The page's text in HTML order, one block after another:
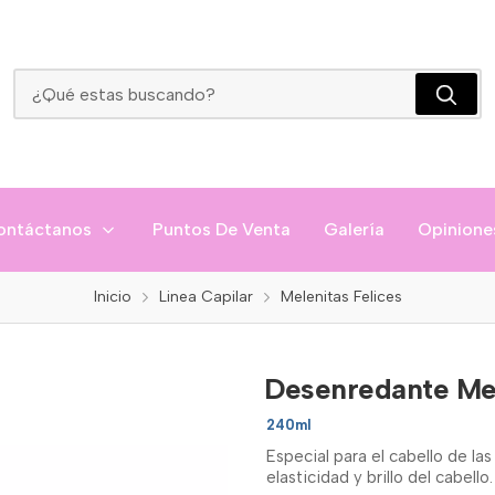
Puntos De Venta Galería
Inicio Linea Capilar Melenitas Felices
Desenredante
240ml
Especial para el cabello de
elasticidad y brillo del